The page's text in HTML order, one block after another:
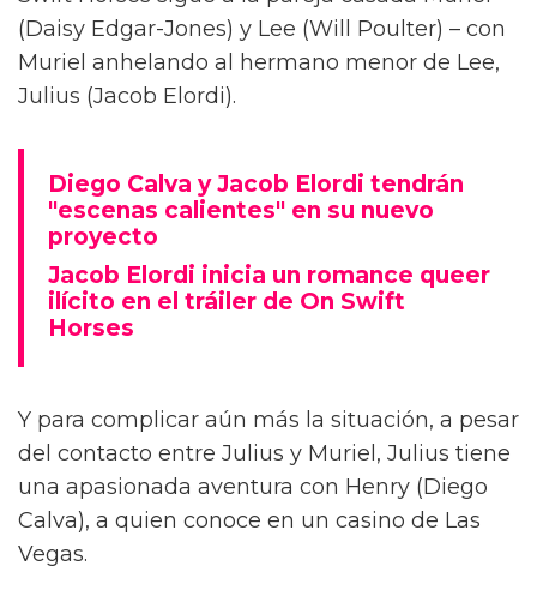
(Daisy Edgar-Jones) y Lee (Will Poulter) – con
Muriel anhelando al hermano menor de Lee,
Julius (Jacob Elordi).
Diego Calva y Jacob Elordi tendrán
"escenas calientes" en su nuevo
proyecto
Jacob Elordi inicia un romance queer
ilícito en el tráiler de On Swift
Horses
Y para complicar aún más la situación, a pesar
del contacto entre Julius y Muriel, Julius tiene
una apasionada aventura con Henry (Diego
Calva), a quien conoce en un casino de Las
Vegas.